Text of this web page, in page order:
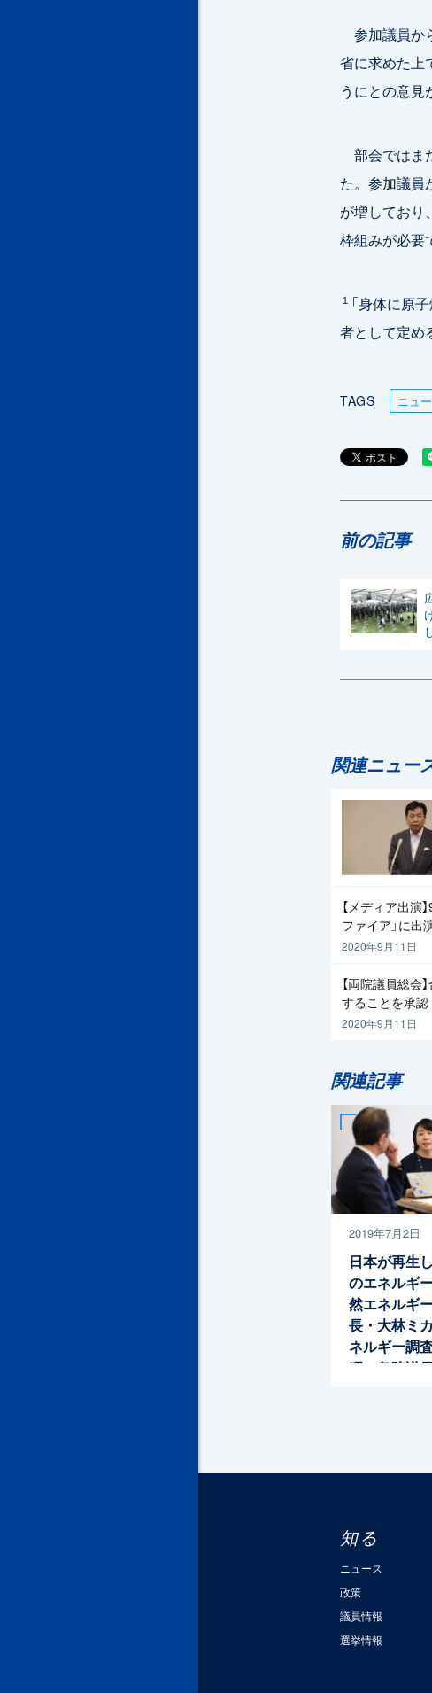
参加議員か
省に求めた上
うにとの意見
部会ではま
た。参加議員
が増しており
枠組みが必要
１ 「身体に原
者として定め
TAGS ニュ
前の記事
関連ニュー
【メディア出演
ファイア」に出
2020年9月11日
【両院議員総会
することを承認
2020年9月11日
関連記事
2019年7月2日
日本が再生
のエネルギ
然エネルギ
長・大林ミ
ネルギー調
昭一衆院議員
知る
ニュース
政策
議員情報
選挙情報